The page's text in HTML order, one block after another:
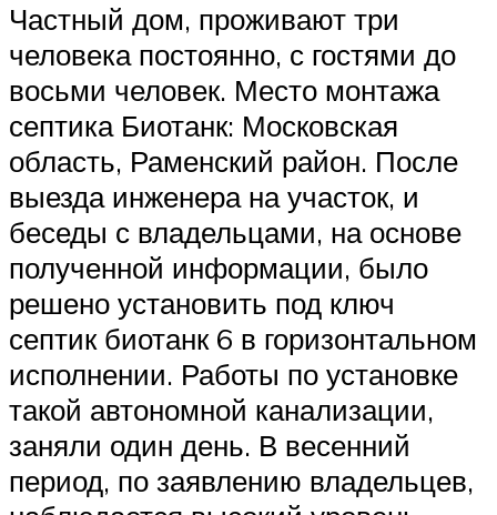
Частный дом, проживают три
человека постоянно, с гостями до
восьми человек. Место монтажа
септика Биотанк: Московская
область, Раменский район. После
выезда инженера на участок, и
беседы с владельцами, на основе
полученной информации, было
решено установить под ключ
септик биотанк 6 в горизонтальном
исполнении. Работы по установке
такой автономной канализации,
заняли один день. В весенний
период, по заявлению владельцев,